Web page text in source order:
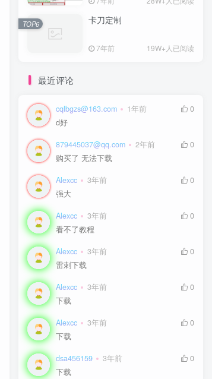
卡刀定制
7年前 19W+人已阅读
TOP6
最近评论
cqlbgzs@163.com 1年前
0
d好
879445037@qq.com 2年前
0
购买了 无法下载
Alexcc 3年前
0
强大
Alexcc 3年前
0
看不了教程
Alexcc 3年前
0
雷刺下载
Alexcc 3年前
0
下载
Alexcc 3年前
0
下载
dsa456159 3年前
0
下载